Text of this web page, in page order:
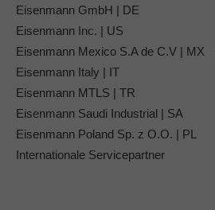
Eisenmann GmbH | DE
Eisenmann Inc. | US
Eisenmann Mexico S.A de C.V | MX
Eisenmann Italy | IT
Eisenmann MTLS | TR
Eisenmann Saudi Industrial | SA
Eisenmann Poland Sp. z O.O. | PL
Internationale Servicepartner